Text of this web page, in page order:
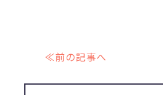
≪前の記事へ